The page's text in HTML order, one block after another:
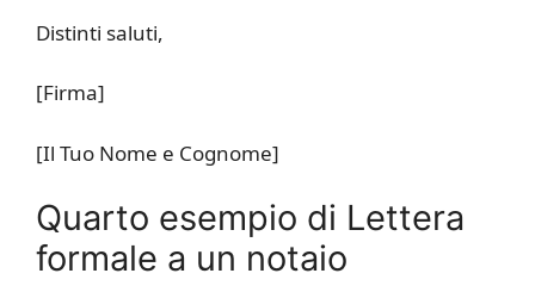
Distinti saluti,
[Firma]
[Il Tuo Nome e Cognome]
Quarto esempio di Lettera
formale a un notaio